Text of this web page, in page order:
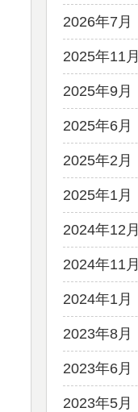
2026年7月
2025年11月
2025年9月
2025年6月
2025年2月
2025年1月
2024年12月
2024年11月
2024年1月
2023年8月
2023年6月
2023年5月